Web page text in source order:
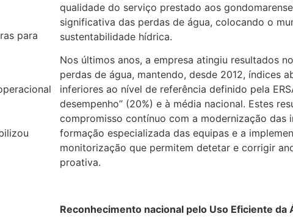
para
qualidade do serviço prestado aos
significativa das perdas de água, colocando o
sustentabilidade hídrica.
Nos últimos anos, a empresa atingiu resultados
perdas de água, mantendo, desde 2012, índices
inferiores ao nível de referência definido pela
desempenho” (20%) e à média nacional. Estes
compromisso contínuo com a modernização das
formação especializada das equipas e a
monitorização que permitem detetar e corrigir
proativa.
Reconhecimento nacional pelo Uso Eficiente da